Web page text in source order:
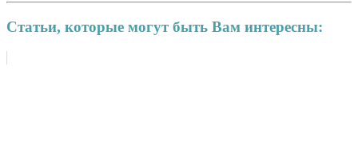
Статьи, которые могут быть Вам интересны: